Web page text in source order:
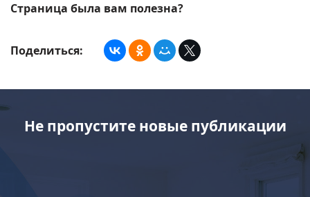
Страница была вам полезна?
Поделиться:
Не пропустите новые публикации